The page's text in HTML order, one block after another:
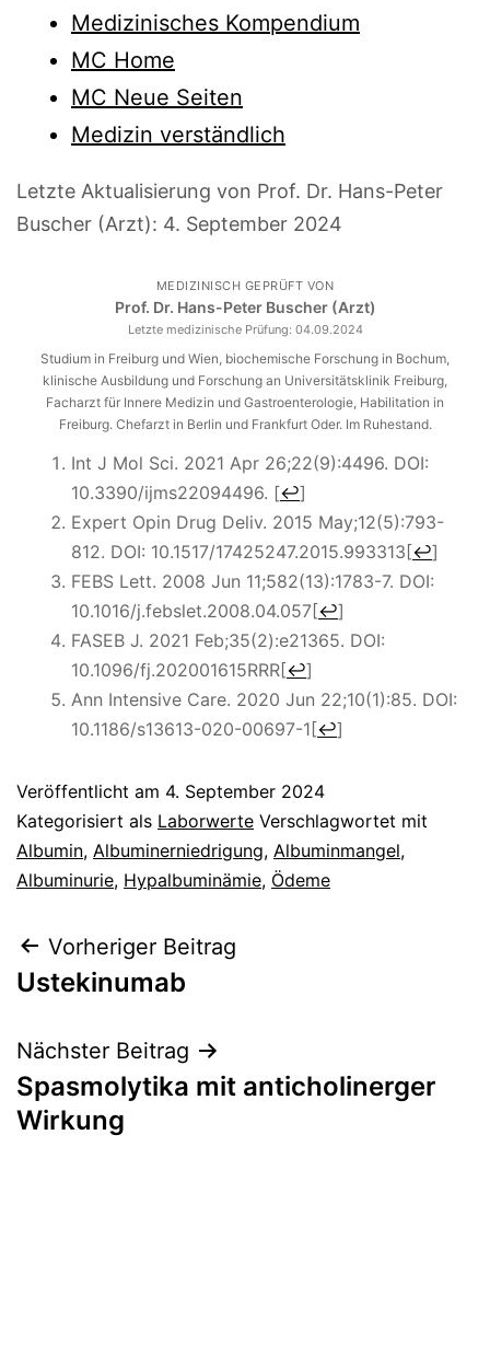
Medizinisches Kompendium
MC Home
MC Neue Seiten
Medizin verständlich
Letzte Aktualisierung von Prof. Dr. Hans-Peter
Buscher (Arzt): 4. September 2024
MEDIZINISCH GEPRÜFT VON
Prof. Dr. Hans-Peter Buscher (Arzt)
Letzte medizinische Prüfung: 04.09.2024
Studium in Freiburg und Wien, biochemische Forschung in Bochum,
klinische Ausbildung und Forschung an Universitätsklinik Freiburg,
Facharzt für Innere Medizin und Gastroenterologie, Habilitation in
Freiburg. Chefarzt in Berlin und Frankfurt Oder. Im Ruhestand.
Int J Mol Sci. 2021 Apr 26;22(9):4496. DOI:
10.3390/ijms22094496. [↩]
Expert Opin Drug Deliv. 2015 May;12(5):793-
812. DOI: 10.1517/17425247.2015.993313[↩]
FEBS Lett. 2008 Jun 11;582(13):1783-7. DOI:
10.1016/j.febslet.2008.04.057[↩]
FASEB J. 2021 Feb;35(2):e21365. DOI:
10.1096/fj.202001615RRR[↩]
Ann Intensive Care. 2020 Jun 22;10(1):85. DOI:
10.1186/s13613-020-00697-1[↩]
Veröffentlicht am 4. September 2024
Kategorisiert als Laborwerte Verschlagwortet mit
Albumin, Albuminerniedrigung, Albuminmangel,
Albuminurie, Hypalbuminämie, Ödeme
Beitragsnavigation
Vorheriger Beitrag
Ustekinumab
Nächster Beitrag
Spasmolytika mit anticholinerger
Wirkung